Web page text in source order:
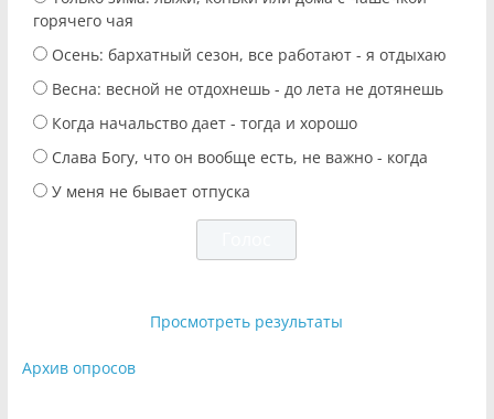
горячего чая
Осень: бархатный сезон, все работают - я отдыхаю
Весна: весной не отдохнешь - до лета не дотянешь
Когда начальство дает - тогда и хорошо
Слава Богу, что он вообще есть, не важно - когда
У меня не бывает отпуска
Просмотреть результаты
Архив опросов